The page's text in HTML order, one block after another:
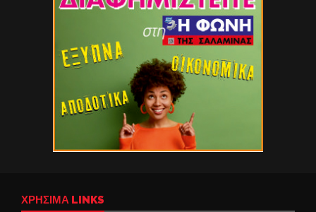
ΧΡΉΣΙΜΑ LINKS